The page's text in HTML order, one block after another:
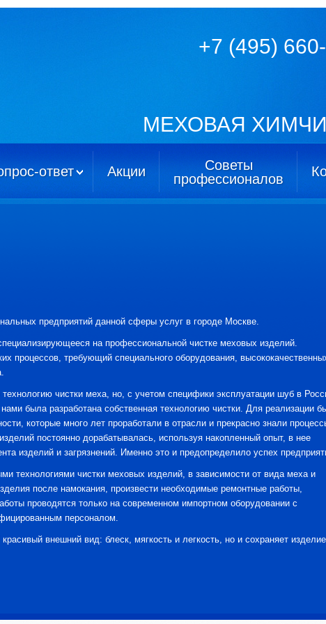
MЕХОВАЯ
+7 (495)
ответ Акции
Советы
профессионалов
предприятий данной сферы услуг в городе Москве.
на профессиональной чистке меховых изделий.
процессов, требующий специального оборудования,
чистки меха, но, с учетом специфики эксплуатации шуб в
была разработана собственная технологию чистки. Для реализации
которые много лет проработали в отрасли и прекрасно знали
постоянно дорабатывалась, используя накопленный опыт, в нее
изделий и загрязнений. Именно это и предопределило успех
технологиями чистки меховых изделий, в зависимости от вида меха и
после намокания, произвести необходимые ремонтные работы,
проводятся только на современном импортном оборудовании с
персоналом.
внешний вид: блеск, мягкость и легкость, но и сохраняет